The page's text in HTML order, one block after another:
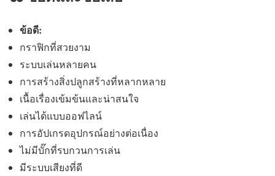
ข้อดี:
กราฟิกที่สวยงาม
ระบบเล่นหลายคน
การสร้างสิ่งปลูกสร้างที่หลากหลาย
เนื้อเรื่องเข้มข้นและน่าสนใจ
เล่นได้แบบออฟไลน์
การอัปเกรดอุปกรณ์อย่างต่อเนื่อง
ไม่มีบั๊กที่รบกวนการเล่น
มีระบบเสียงที่ดี